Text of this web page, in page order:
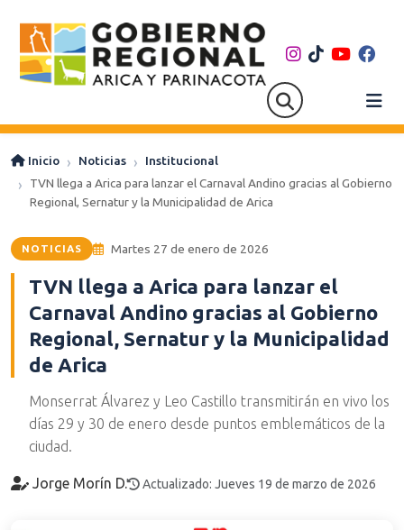
Inicio Noticias
Institucional
TVN llega a Arica para lanzar el Carnaval Andino gracias al Gobierno
Regional, Sernatur y la Municipalidad de Arica
NOTICIAS Martes 27 de enero de 2026
TVN llega a Arica para lanzar el
Carnaval Andino gracias al Gobierno
Regional, Sernatur y la Municipalidad
de Arica
Monserrat Álvarez y Leo Castillo transmitirán en vivo los
días 29 y 30 de enero desde puntos emblemáticos de la
ciudad.
Jorge Morín D. Actualizado: Jueves 19 de marzo de 2026